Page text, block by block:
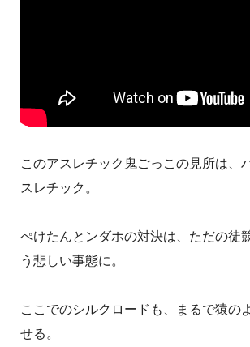
このアスレチック鬼ごっこの見所は、
スレチック。
ぺけたんとンダホの対決は、ただの徒
う悲しい事態に。
ここでのシルクロードも、まるで猿の
せる。